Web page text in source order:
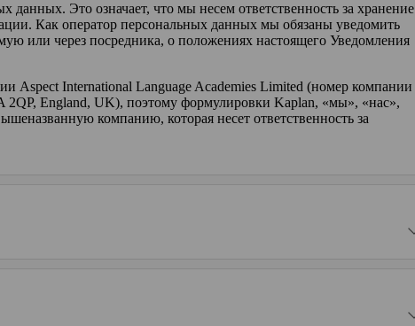
данных. Это означает, что мы несем ответственность за хранение
Как оператор персональных данных мы обязаны уведомить
или через посредника, о положениях настоящего Уведомления
Aspect International Language Academies Limited (номер компании
England, UK), поэтому формулировки Kaplan, «мы», «нас»,
компанию, которая несет ответственность за